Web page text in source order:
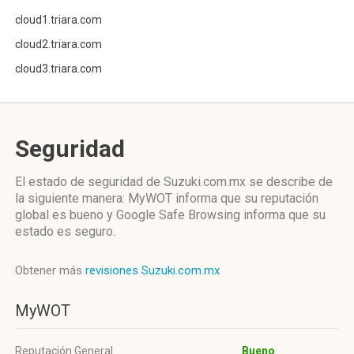
cloud1.triara.com
cloud2.triara.com
cloud3.triara.com
Seguridad
El estado de seguridad de Suzuki.com.mx se describe de
la siguiente manera: MyWOT informa que su reputación
global es bueno y Google Safe Browsing informa que su
estado es seguro.
Obtener más revisiones Suzuki.com.mx
MyWOT
Reputación General Bueno